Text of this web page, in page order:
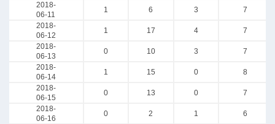
2018-
06-11
1 6 3
7
2018-
06-12
1 17 4
7
2018-
06-13
0 10 3
7
2018-
06-14
1 15 0
8
2018-
06-15
0 13 0
7
2018-
06-16
0 2 1
6